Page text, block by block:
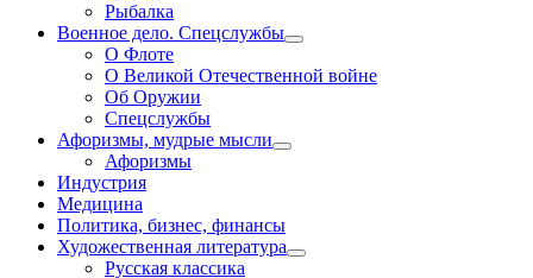
Рыбалка
Военное дело. Спецслужбы
О Флоте
О Великой Отечественной войне
Об Оружии
Спецслужбы
Афоризмы, мудрые мысли
Афоризмы
Индустрия
Медицина
Политика, бизнес, финансы
Художественная литература
Русская классика